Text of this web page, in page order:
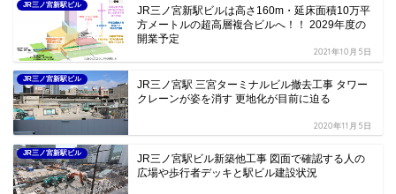
JR三ノ宮新駅ビル
JR三ノ宮新駅ビルは高さ160m・延床面積10万平
方メートルの超高層複合ビルへ！！ 2029年度の
開業予定
2021年10月5日
JR三ノ宮新駅ビル
JR三ノ宮駅 三宮ターミナルビル撤去工事 タワー
クレーンが姿を消す 更地化が目前に迫る
2020年11月5日
JR三ノ宮新駅ビル
JR三ノ宮駅ビル新築他工事 図面で確認する人の
広場や歩行者デッキと駅ビル建設状況